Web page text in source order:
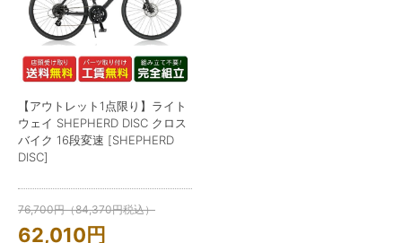
【アウトレット1点限り】ライト
ウェイ SHEPHERD DISC クロス
バイク 16段変速 [SHEPHERD
DISC]
76,700円（84,370円税込）
62,010円